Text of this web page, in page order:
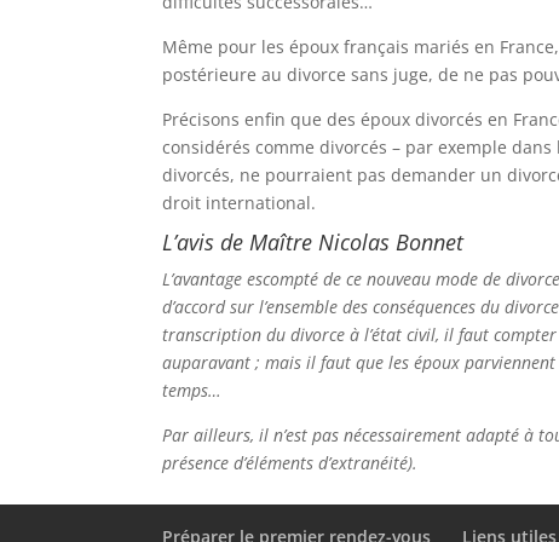
Même pour les époux français mariés en
postérieure au divorce sans juge, de ne pas
Précisons enfin que des époux divorcés en
considérés comme divorcés – par exemple
divorcés, ne pourraient pas demander un
droit international.
L’avis de Maître Nicolas Bonnet
L’avantage escompté de ce nouveau mode de
d’accord sur l’ensemble des conséquences du
transcription du divorce à l’état civil, il faut
auparavant ; mais il faut que les époux
temps…
Par ailleurs, il n’est pas nécessairement adapté à
présence d’éléments d’extranéité).
Préparer le premier rendez-vous Liens utiles